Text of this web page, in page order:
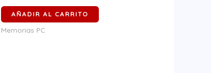
AÑADIR AL CARRITO
Memorias PC